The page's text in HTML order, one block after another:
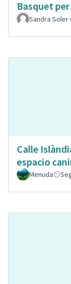
Basquet
Sandra Soler
Calle
espacio
Menuda